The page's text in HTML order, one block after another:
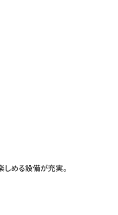
しめる設備が充実。